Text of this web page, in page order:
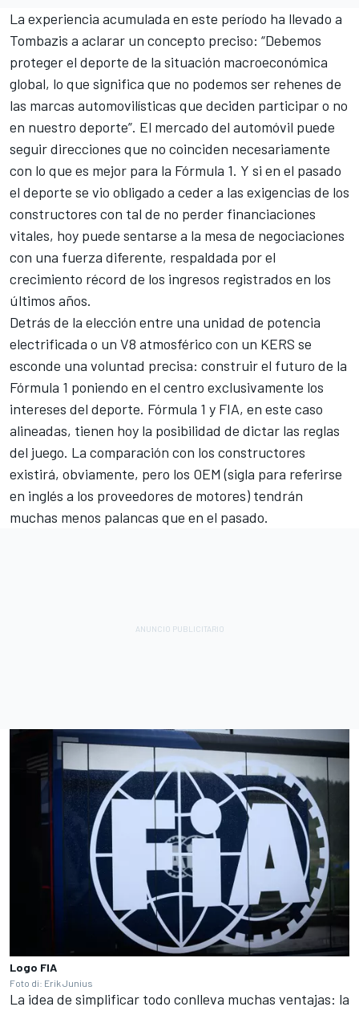
La experiencia acumulada en este período ha llevado a
Tombazis a aclarar un concepto preciso: “Debemos
proteger el deporte de la situación macroeconómica
global, lo que significa que no podemos ser rehenes de
las marcas automovilísticas que deciden participar o no
en nuestro deporte”. El mercado del automóvil puede
seguir direcciones que no coinciden necesariamente
con lo que es mejor para la Fórmula 1. Y si en el pasado
el deporte se vio obligado a ceder a las exigencias de los
constructores con tal de no perder financiaciones
vitales, hoy puede sentarse a la mesa de negociaciones
con una fuerza diferente, respaldada por el
crecimiento récord de los ingresos registrados en los
últimos años.
Detrás de la elección entre una unidad de potencia
electrificada o un V8 atmosférico con un KERS se
esconde una voluntad precisa: construir el futuro de la
Fórmula 1 poniendo en el centro exclusivamente los
intereses del deporte. Fórmula 1 y FIA, en este caso
alineadas, tienen hoy la posibilidad de dictar las reglas
del juego. La comparación con los constructores
existirá, obviamente, pero los OEM (sigla para referirse
en inglés a los proveedores de motores) tendrán
muchas menos palancas que en el pasado.
Logo FIA
Foto di: Erik Junius
La idea de simplificar todo conlleva muchas ventajas: la